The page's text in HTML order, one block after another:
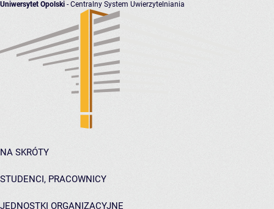
Uniwersytet Opolski - Centralny System Uwierzytelniania
NA SKRÓTY
STUDENCI, PRACOWNICY
JEDNOSTKI ORGANIZACYJNE